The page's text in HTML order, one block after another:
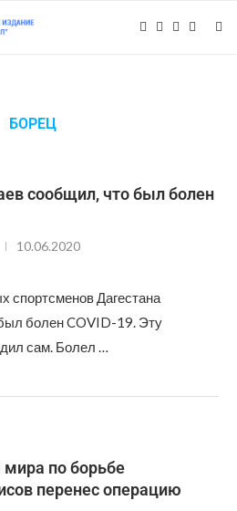
БОРЕЦ
сообщил, что был болен
10.06.2020
спортсменов Дагестана
болен COVID-19. Эту
сам. Болел …
по борьбе
перенес операцию